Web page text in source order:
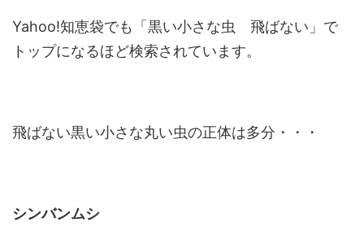
Yahoo!知恵袋でも「黒い小さな虫 飛ばない」で
トップになるほど検索されています。
飛ばない黒い小さな丸い虫の正体は多分・・・
シンバンムシ